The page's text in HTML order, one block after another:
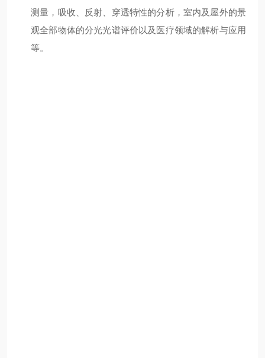
测量，吸收、反射、穿透特性的分析，室内及屋外的景
观全部物体的分光光谱评价以及医疗领域的解析与应用
等。